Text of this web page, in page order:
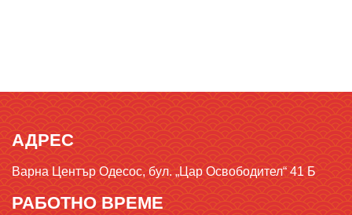
АДРЕС
Варна Център Одесос, бул. „Цар Освободител“ 41 Б
РАБОТНО ВРЕМЕ